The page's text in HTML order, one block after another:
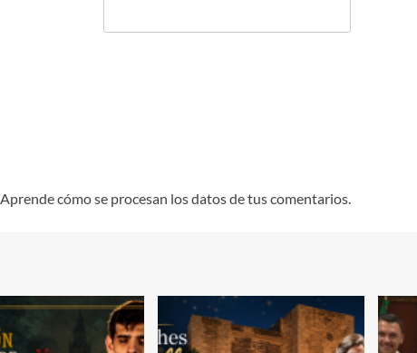
Aprende cómo se procesan los datos de tus comentarios.